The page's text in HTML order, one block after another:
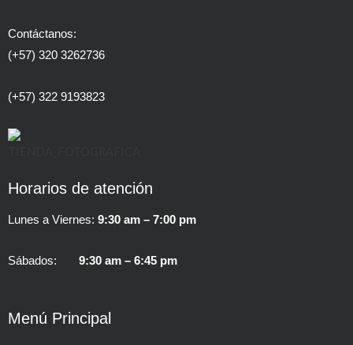
Contáctanos:
(+57) 320 3262736
(+57) 322 9193823
Horarios de atención
Lunes a Viernes: 9:30 am – 7:00 pm
Sábados: 9:30 am – 6:45 pm
Menú Principal